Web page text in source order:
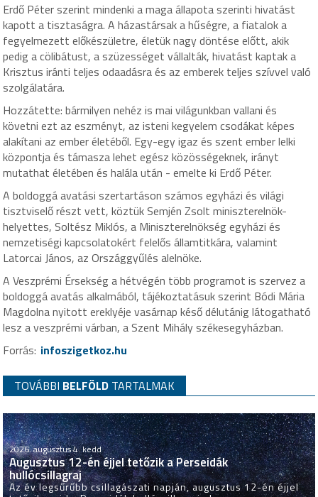
Erdő Péter szerint mindenki a maga állapota szerinti hivatást
kapott a tisztaságra. A házastársak a hűségre, a fiatalok a
fegyelmezett előkészületre, életük nagy döntése előtt, akik
pedig a cölibátust, a szüzességet vállalták, hivatást kaptak a
Krisztus iránti teljes odaadásra és az emberek teljes szívvel való
szolgálatára.
Hozzátette: bármilyen nehéz is mai világunkban vallani és
követni ezt az eszményt, az isteni kegyelem csodákat képes
alakítani az ember életéből. Egy-egy igaz és szent ember lelki
központja és támasza lehet egész közösségeknek, irányt
mutathat életében és halála után - emelte ki Erdő Péter.
A boldoggá avatási szertartáson számos egyházi és világi
tisztviselő részt vett, köztük Semjén Zsolt miniszterelnök-
helyettes, Soltész Miklós, a Miniszterelnökség egyházi és
nemzetiségi kapcsolatokért felelős államtitkára, valamint
Latorcai János, az Országgyűlés alelnöke.
A Veszprémi Érsekség a hétvégén több programot is szervez a
boldoggá avatás alkalmából, tájékoztatásuk szerint Bódi Mária
Magdolna nyitott ereklyéje vasárnap késő délutánig látogatható
lesz a veszprémi várban, a Szent Mihály székesegyházban.
Forrás: infoszigetkoz.hu
TOVÁBBI BELFÖLD TARTALMAK
2026. augusztus 4. kedd
Augusztus 12-én éjjel tetőzik a Perseidák
hullócsillagraj
Az év legsűrűbb csillagászati napján, augusztus 12-én éjjel